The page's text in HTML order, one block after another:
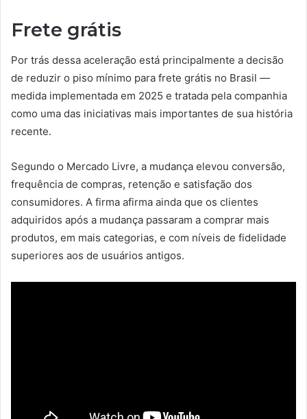
Frete grátis
Por trás dessa aceleração está principalmente a decisão
de reduzir o piso mínimo para frete grátis no Brasil —
medida implementada em 2025 e tratada pela companhia
como uma das iniciativas mais importantes de sua história
recente.
Segundo o Mercado Livre, a mudança elevou conversão,
frequência de compras, retenção e satisfação dos
consumidores. A firma afirma ainda que os clientes
adquiridos após a mudança passaram a comprar mais
produtos, em mais categorias, e com níveis de fidelidade
superiores aos de usuários antigos.